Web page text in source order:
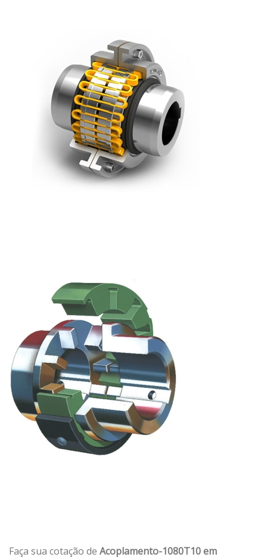
Faça sua cotação de Acoplamento-1080T10 em